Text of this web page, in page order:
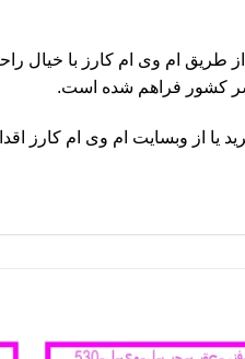
شما می‌توانید از طریق ام وی ام کارز
کشور فراهم شده است.
یا از وبسایت ام وی ام کارز